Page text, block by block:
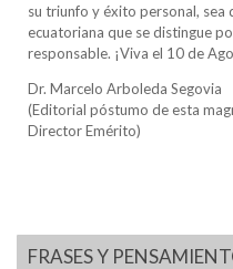
su triunfo y éxito personal, sea
ecuatoriana que se distingue
responsable. ¡Viva el 10 de
Dr. Marcelo Arboleda Segovia
(Editorial póstumo de esta
Director Emérito)
FRASES Y